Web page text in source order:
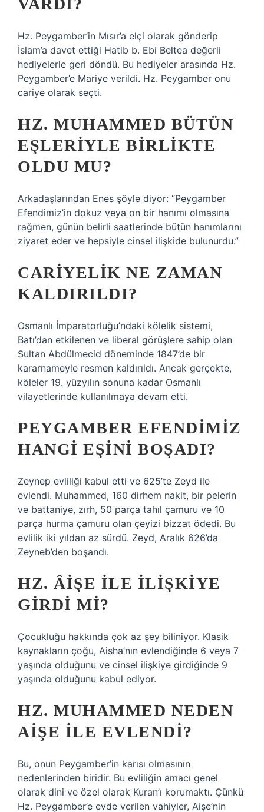
VARDI?
Hz. Peygamber’in Mısır’a elçi olarak gönderip
İslam’a davet ettiği Hatib b. Ebi Beltea değerli
hediyelerle geri döndü. Bu hediyeler arasında Hz.
Peygamber’e Mariye verildi. Hz. Peygamber onu
cariye olarak seçti.
HZ. MUHAMMED BÜTÜN
EŞLERIYLE BIRLIKTE
OLDU MU?
Arkadaşlarından Enes şöyle diyor: “Peygamber
Efendimiz’in dokuz veya on bir hanımı olmasına
rağmen, günün belirli saatlerinde bütün hanımlarını
ziyaret eder ve hepsiyle cinsel ilişkide bulunurdu.”
CARIYELIK NE ZAMAN
KALDIRILDI?
Osmanlı İmparatorluğu’ndaki kölelik sistemi,
Batı’dan etkilenen ve liberal görüşlere sahip olan
Sultan Abdülmecid döneminde 1847’de bir
kararnameyle resmen kaldırıldı. Ancak gerçekte,
köleler 19. yüzyılın sonuna kadar Osmanlı
vilayetlerinde kullanılmaya devam etti.
PEYGAMBER EFENDIMIZ
HANGI EŞINI BOŞADI?
Zeynep evliliği kabul etti ve 625’te Zeyd ile
evlendi. Muhammed, 160 dirhem nakit, bir pelerin
ve battaniye, zırh, 50 parça tahıl çamuru ve 10
parça hurma çamuru olan çeyizi bizzat ödedi. Bu
evlilik iki yıldan az sürdü. Zeyd, Aralık 626’da
Zeyneb’den boşandı.
HZ. ÂIŞE ILE ILIŞKIYE
GIRDI MI?
Çocukluğu hakkında çok az şey biliniyor. Klasik
kaynakların çoğu, Aisha’nın evlendiğinde 6 veya 7
yaşında olduğunu ve cinsel ilişkiye girdiğinde 9
yaşında olduğunu kabul ediyor.
HZ. MUHAMMED NEDEN
AIŞE ILE EVLENDI?
Bu, onun Peygamber’in karısı olmasının
nedenlerinden biridir. Bu evliliğin amacı genel
olarak dini ve özel olarak Kuran’ı korumaktı. Çünkü
Hz. Peygamber’e evde verilen vahiyler, Aişe’nin